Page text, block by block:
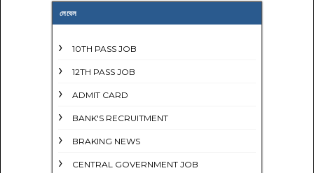
লেবেল
10TH PASS JOB
12TH PASS JOB
ADMIT CARD
BANK'S RECRUITMENT
BRAKING NEWS
CENTRAL GOVERNMENT JOB